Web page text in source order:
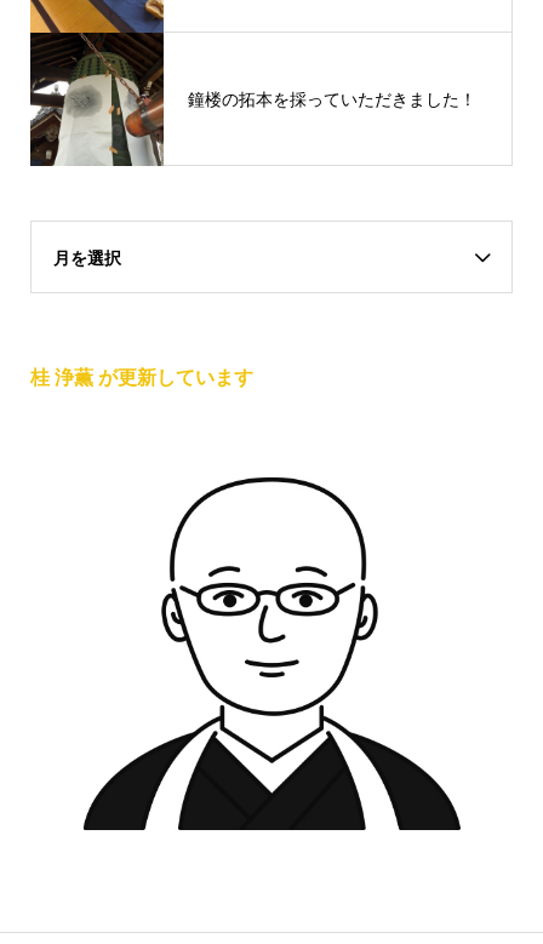
鐘楼の拓本を採っていただきました！
月を選択
桂 浄薫 が更新しています